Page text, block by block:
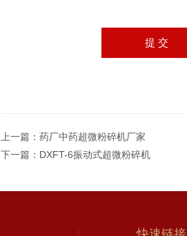
上一篇： 药厂中药超微粉碎机厂家
下一篇： DXFT-6振动式超微粉碎机